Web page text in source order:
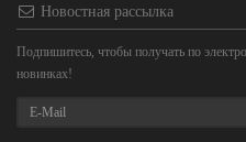
Новостная рассылка
Подпишитесь, чтобы получать по
новинках!